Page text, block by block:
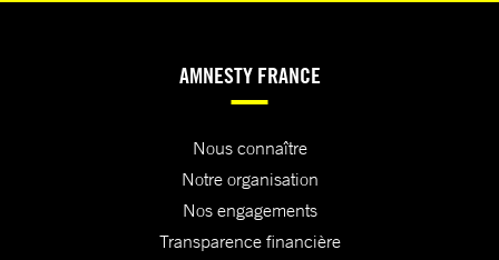
AMNESTY FRANCE
Nous connaître
Notre organisation
Nos engagements
Transparence financière